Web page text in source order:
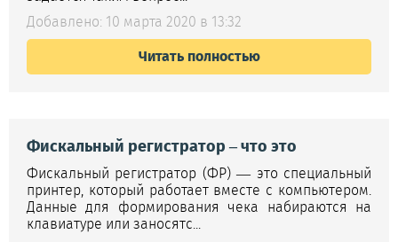
Добавлено: 10 марта 2020 в 13:32
Читать полностью
Фискальный регистратор – что это
Фискальный регистратор (ФР) — это специальный
принтер, который работает вместе с компьютером.
Данные для формирования чека набираются на
клавиатуре или заносятс...